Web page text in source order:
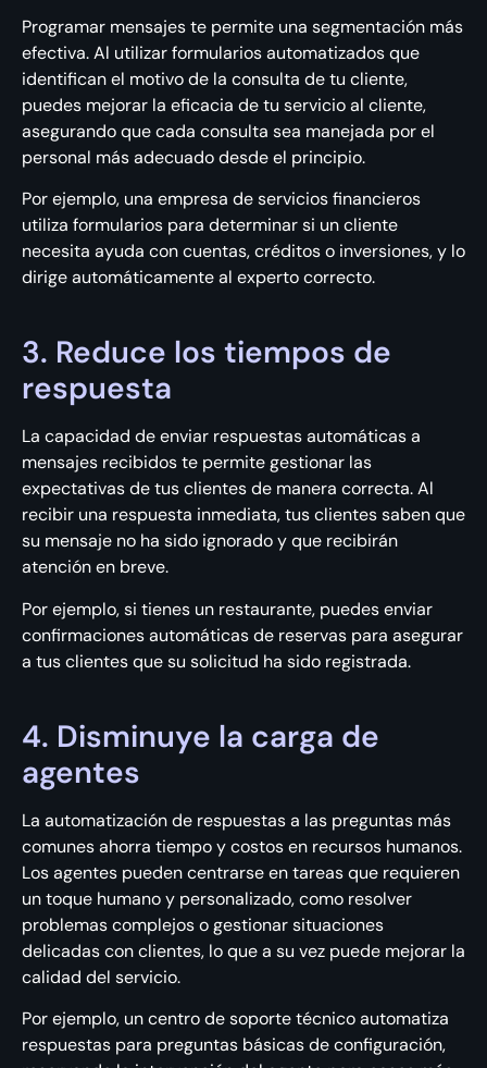
Programar mensajes te permite una segmentación más
efectiva. Al utilizar formularios automatizados que
identifican el motivo de la consulta de tu cliente,
puedes mejorar la eficacia de tu servicio al cliente,
asegurando que cada consulta sea manejada por el
personal más adecuado desde el principio.
Por ejemplo, una empresa de servicios financieros
utiliza formularios para determinar si un cliente
necesita ayuda con cuentas, créditos o inversiones, y lo
dirige automáticamente al experto correcto.
3. Reduce los tiempos de
respuesta
La capacidad de enviar respuestas automáticas a
mensajes recibidos te permite gestionar las
expectativas de tus clientes de manera correcta. Al
recibir una respuesta inmediata, tus clientes saben que
su mensaje no ha sido ignorado y que recibirán
atención en breve.
Por ejemplo, si tienes un restaurante, puedes enviar
confirmaciones automáticas de reservas para asegurar
a tus clientes que su solicitud ha sido registrada.
4. Disminuye la carga de
agentes
La automatización de respuestas a las preguntas más
comunes ahorra tiempo y costos en recursos humanos.
Los agentes pueden centrarse en tareas que requieren
un toque humano y personalizado, como resolver
problemas complejos o gestionar situaciones
delicadas con clientes, lo que a su vez puede mejorar la
calidad del servicio.
Por ejemplo, un centro de soporte técnico automatiza
respuestas para preguntas básicas de configuración,